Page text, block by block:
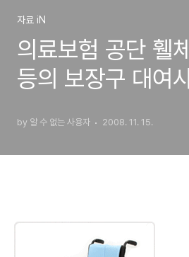
자료 iN
의료보험 공단 휄
등의 보장구 대여
by 알 수 없는 사용자 2008. 11. 15.